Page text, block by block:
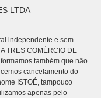
LTDA
independente e sem
TRES COMÉRCIO DE
também que não
cancelamento do
ISTOÉ, tampouco
apenas pelo